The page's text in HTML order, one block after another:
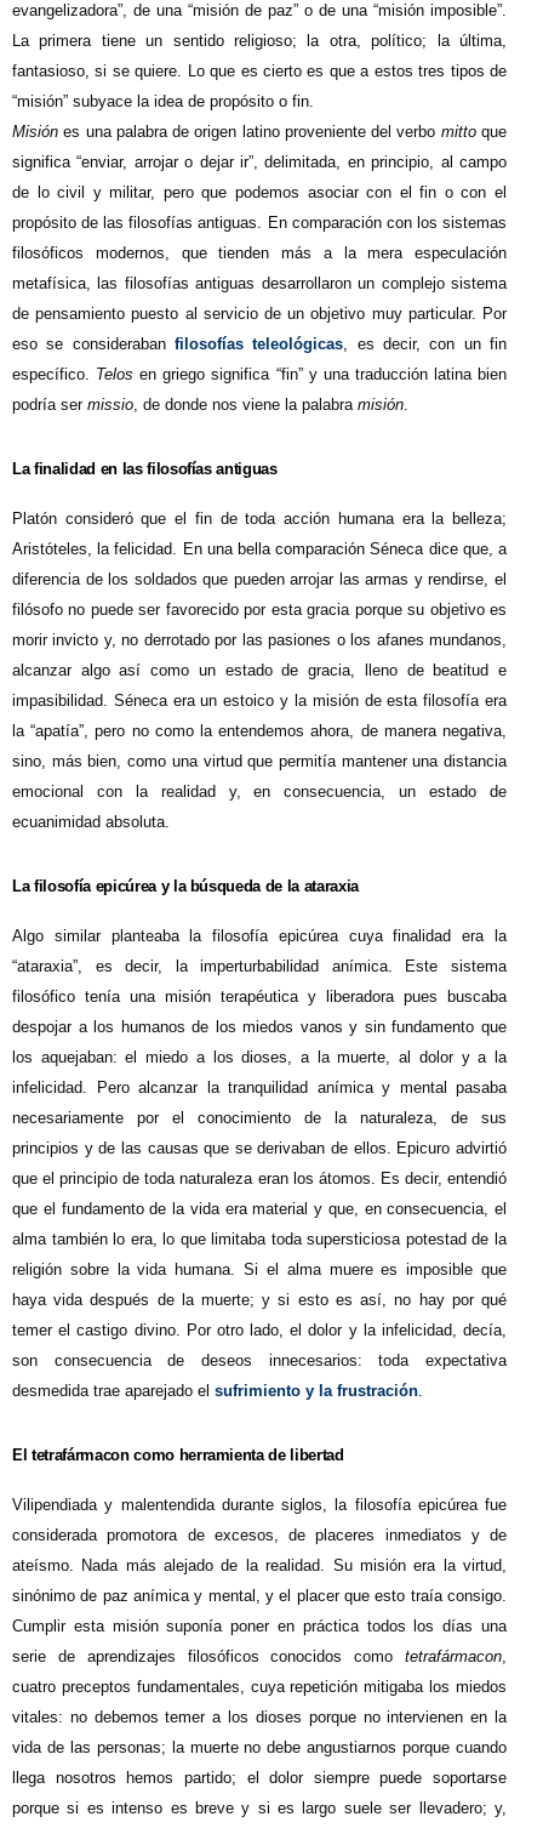
evangelizadora”, de una “misión de paz” o de una “misión imposible”.
La primera tiene un sentido religioso; la otra, político; la última,
fantasioso, si se quiere. Lo que es cierto es que a estos tres tipos de
“misión” subyace la idea de propósito o fin.
Misión es una palabra de origen latino proveniente del verbo mittoque
significa “enviar, arrojar o dejar ir”, delimitada, en principio, al campo
de lo civil y militar, pero que podemos asociar con el fin o con el
propósito de las filosofías antiguas. En comparación con los sistemas
filosóficos modernos, que tienden más a la mera especulación
metafísica, las filosofías antiguas desarrollaron un complejo sistema
de pensamiento puesto al servicio de un objetivo muy particular. Por
eso se consideraban filosofías teleológicas, es decir, con un fin
específico. Telos en griego significa “fin” y una traducción latina bien
podría ser missio, de donde nos viene la palabra misión.
La finalidad en las filosofías antiguas
Platón consideró que el fin de toda acción humana era la belleza;
Aristóteles, la felicidad. En una bella comparación Séneca dice que, a
diferencia de los soldados que pueden arrojar las armas y rendirse, el
filósofo no puede ser favorecido por esta gracia porque su objetivo es
morir invicto y, no derrotado por las pasiones o los afanes mundanos,
alcanzar algo así como un estado de gracia, lleno de beatitud e
impasibilidad. Séneca era un estoico y la misión de esta filosofía era
la “apatía”, pero no como la entendemos ahora, de manera negativa,
sino, más bien, como una virtud que permitía mantener una distancia
emocional con la realidad y, en consecuencia, un estado de
ecuanimidad absoluta.
La filosofía epicúrea y la búsqueda de la ataraxia
Algo similar planteaba la filosofía epicúrea cuya finalidad era la
“ataraxia”, es decir, la imperturbabilidad anímica. Este sistema
filosófico tenía una misión terapéutica y liberadora pues buscaba
despojar a los humanos de los miedos vanos y sin fundamento que
los aquejaban: el miedo a los dioses, a la muerte, al dolor y a la
infelicidad. Pero alcanzar la tranquilidad anímica y mental pasaba
necesariamente por el conocimiento de la naturaleza, de sus
principios y de las causas que se derivaban de ellos. Epicuro advirtió
que el principio de toda naturaleza eran los átomos. Es decir, entendió
que el fundamento de la vida era material y que, en consecuencia, el
alma también lo era, lo que limitaba toda supersticiosa potestad de la
religión sobre la vida humana. Si el alma muere es imposible que
haya vida después de la muerte; y si esto es así, no hay por qué
temer el castigo divino. Por otro lado, el dolor y la infelicidad, decía,
son consecuencia de deseos innecesarios: toda expectativa
desmedida trae aparejado el sufrimiento y la frustración.
El tetrafármacon como herramienta de libertad
Vilipendiada y malentendida durante siglos, la filosofía epicúrea fue
considerada promotora de excesos, de placeres inmediatos y de
ateísmo. Nada más alejado de la realidad. Su misión era la virtud,
sinónimo de paz anímica y mental, y el placer que esto traía consigo.
Cumplir esta misión suponía poner en práctica todos los días una
serie de aprendizajes filosóficos conocidos como tetrafármacon,
cuatro preceptos fundamentales, cuya repetición mitigaba los miedos
vitales: no debemos temer a los dioses porque no intervienen en la
vida de las personas; la muerte no debe angustiarnos porque cuando
llega nosotros hemos partido; el dolor siempre puede soportarse
porque si es intenso es breve y si es largo suele ser llevadero; y,